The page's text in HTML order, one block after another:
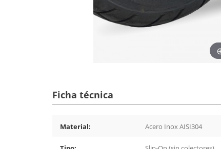
Ficha técnica
Material: Acero Inox AISI304